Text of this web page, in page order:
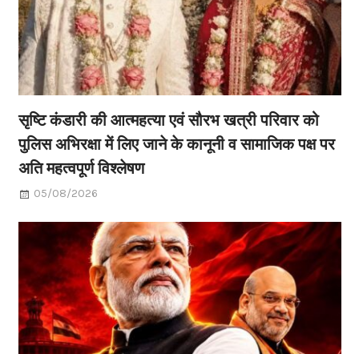
सृष्टि कंडारी की आत्महत्या एवं सौरभ खत्री परिवार को
पुलिस अभिरक्षा में लिए जाने के कानूनी व सामाजिक पक्ष पर
अति महत्वपूर्ण विश्लेषण
05/08/2026